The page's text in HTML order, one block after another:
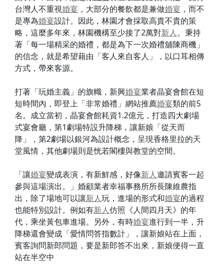
台灣人不重視婚宴 ，大部分的餐飲都是兼做婚宴 ，而不
是專為婚宴設計。因此，林園才會採取高貴不貴的策
略，這麼多年來，林園機構至少接了2萬對新人。秉持
著「每一場精采的婚禮，都是為下一次婚禮舖陳商機」
的信念，就是希望藉由「客人來自客人」，以口耳相傳
方式，帶來客源。
打著「玩婚主義」的旗幟，新興婚宴業者晶宴會館在短
短時間內，即登上「非常婚禮」網站推薦婚宴類的前5
名。成立當初，晶宴會館耗資1.2億元，打造四大劇場
式宴會廳，第1劇場特設升降梯，讓新娘「從天而
降」，第2劇場以銀河為設計概念，呈現香格里拉的天
堂風情，其他劇場則是恍若閣樓與教堂的空間。
「讓婚宴變成表演，有新鮮感，好像新人邀請賓客一起
參與這場演出。」婚顧業者幸福事務所所長陳維農指
出，除了場地可以讓新人玩，進場的形式和婚宴的過程
也能特別設計。例如有新人仿照《人間四月天》的年
代，乘坐黃包車進場。另外，有時婚宴進行到一半，升
降梯還會變成「愛情問答指數計」，讓新娘站在上面，
賓客詢問新郎問題，要是新郎答不出來，新娘便得一直
站在半空中